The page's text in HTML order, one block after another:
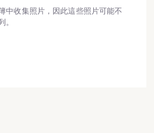
中收集照片，因此這些照片可能不
。